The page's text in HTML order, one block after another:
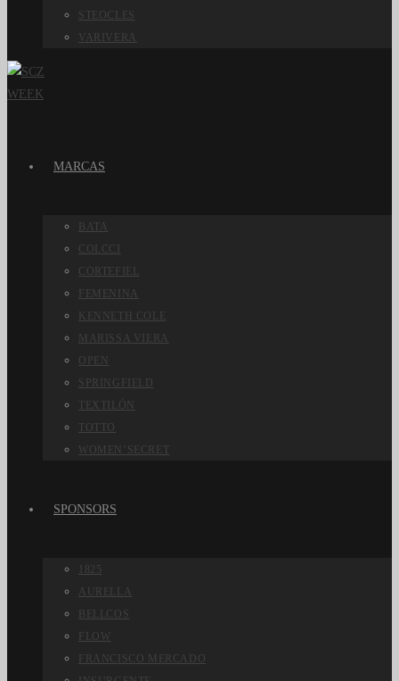
STEOCLES
VARIVERA
MARCAS
BATA
COLCCI
CORTEFIEL
FEMENINA
KENNETH COLE
MARISSA VIERA
OPEN
SPRINGFIELD
TEXTILÓN
TOTTO
WOMEN’SECRET
SPONSORS
1825
AURELLA
BELLCOS
FLOW
FRANCISCO MERCADO